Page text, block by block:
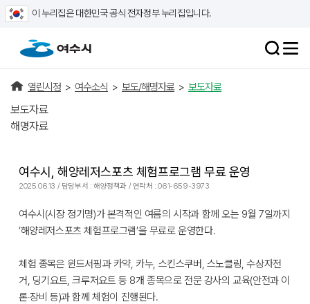
이 누리집은 대한민국 공식 전자정부 누리집입니다.
열린시정 > 여수소식 > 보도/해명자료 > 보도자료
보도자료
해명자료
여수시, 해양레저스포츠 체험프로그램 무료 운영
2025.06.13 / 담당부서 : 해양정책과 / 연락처 : 061-659-3973
여수시(시장 정기명)가 본격적인 여름의 시작과 함께 오는 9월 7일까지
‘해양레저스포츠 체험프로그램’을 무료로 운영한다.
체험 종목은 윈드서핑과 카약, 카누, 스킨스쿠버, 스노클링, 수상자전
거, 딩기요트, 크루저요트 등 8개 종목으로 전문 강사의 교육(안전과 이
론‧장비 등)과 함께 체험이 진행된다.